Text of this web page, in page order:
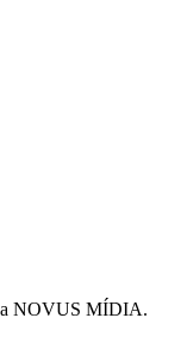
NOVUS MÍDIA.